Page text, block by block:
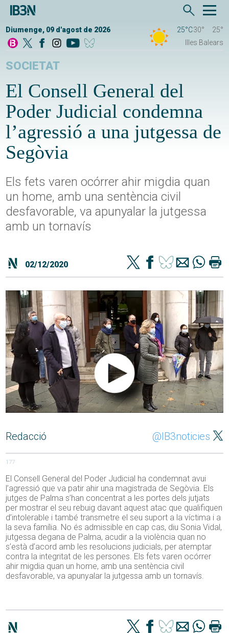
Diumenge, 09 d'agost de 2026 25°C30°
25°
Illes Balears
SOCIETAT
El Consell General del
Poder Judicial condemna
l’agressió a una jutgessa de
Segòvia
Els fets varen ocórrer ahir migdia quan
un home, amb una sentència civil
desfavorable, va apunyalar la jutgessa
amb un tornavís
02/12/2020
Redacció @IB3noticies
177
El Consell General del Poder Judicial ha condemnat avui
l’agressió que va patir ahir una magistrada de Segòvia. Els
jutges de Palma s’han concentrat a les portes dels jutjats
per mostrar el seu rebuig davant aquest atac que qualifiquen
d’intolerable i també transmetre el seu suport a la víctima i a
la seva família. No és admissible en cap cas, diu Sonia Vidal,
jutgessa degana de Palma, acudir a la violència quan no
s’està d’acord amb les resolucions judicials, per atemptar
contra la integritat de les persones. Els fets varen ocórrer
ahir migdia quan un home, amb una sentència civil
desfavorable, va apunyalar la jutgessa amb un tornavís.